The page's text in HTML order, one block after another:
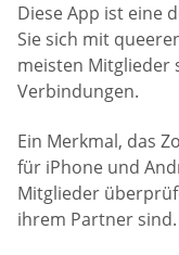
Diese App ist eine
Sie sich mit
meisten Mitglieder
Verbindungen.
Ein Merkmal, das
für iPhone und
Mitglieder
ihrem Partner sind.